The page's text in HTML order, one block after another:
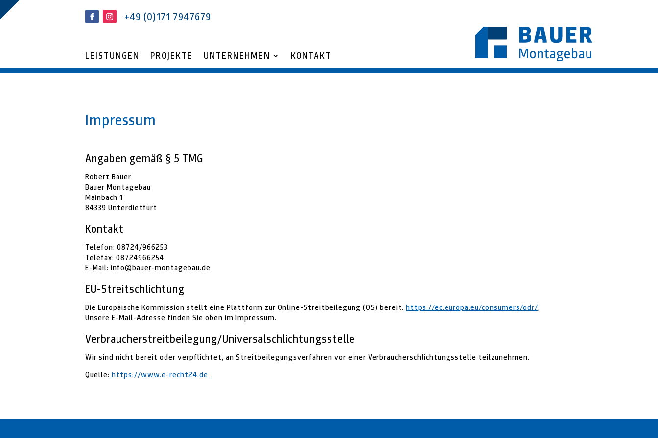
+49 (0)171 7947679
LEISTUNGEN PROJEKTE UNTERNEHMEN KONTAKT
Impressum
Angaben gemäß § 5 TMG
Robert Bauer
Bauer Montagebau
Mainbach 1
84339 Unterdietfurt
Kontakt
Telefon: 08724/966253
Telefax: 08724966254
E-Mail: info@bauer-montagebau.de
EU-Streitschlichtung
Die Europäische Kommission stellt eine Plattform zur Online-Streitbeilegung (OS) bereit:https://ec.europa.eu/consumers/odr/.
Unsere E-Mail-Adresse finden Sie oben im Impressum.
Verbraucher­streit­beilegung/Universal­schlichtungs­stelle
Wir sind nicht bereit oder verpflichtet, an Streitbeilegungsverfahren vor einer Verbraucherschlichtungsstelle teilzunehmen.
Quelle:https://www.e-recht24.de